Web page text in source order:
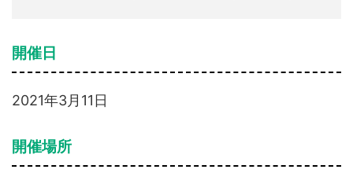
開催日
2021年3月11日
開催場所